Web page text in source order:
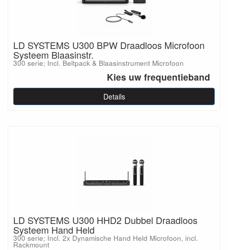
LD SYSTEMS U300 BPW Draadloos Microfoon
Systeem Blaasinstr.
300 serie; Incl. Beltpack & Blaasinstrument Microfoon
Kies uw frequentieband
Details
LD SYSTEMS U300 HHD2 Dubbel Draadloos
Systeem Hand Held
300 serie; Incl. 2x Dynamische Hand Held Microfoon, incl.
Rackmount